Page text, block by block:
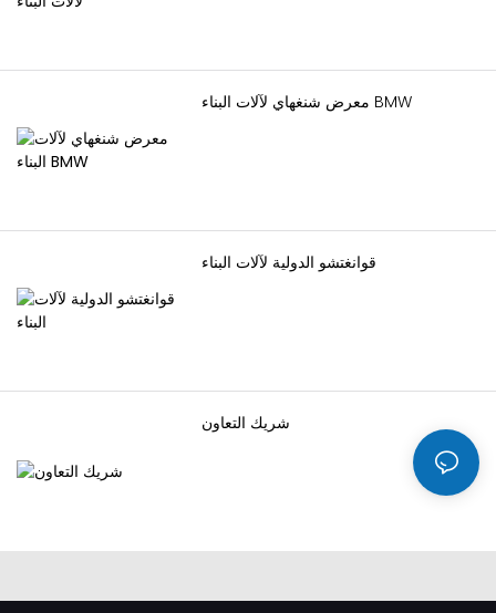
معرض شنغهاي لآلات البناء BMW
قوانغتشو الدولية لآلات البناء
شريك التعاون